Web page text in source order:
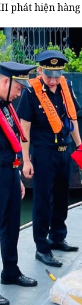
phát hiện